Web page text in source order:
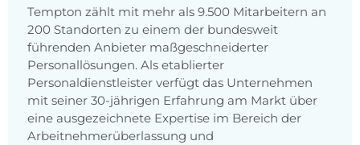
Tempton zählt mit mehr als 9.500 Mitarbeitern an
200 Standorten zu einem der bundesweit
führenden Anbieter maßgeschneiderter
Personallösungen. Als etablierter
Personaldienstleister verfügt das Unternehmen
mit seiner 30-jährigen Erfahrung am Markt über
eine ausgezeichnete Expertise im Bereich der
Arbeitnehmerüberlassung und